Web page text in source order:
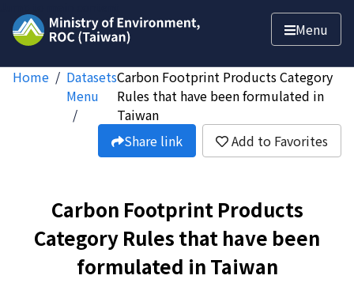
Menu
Home
Datasets
Menu
Carbon Footprint Products Category
Rules that have been formulated in
Taiwan
Share link
Add to Favorites
Carbon Footprint Products
Category Rules that have been
formulated in Taiwan